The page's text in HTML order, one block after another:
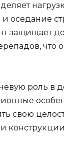
оседание
защищает
что
роль в
свою